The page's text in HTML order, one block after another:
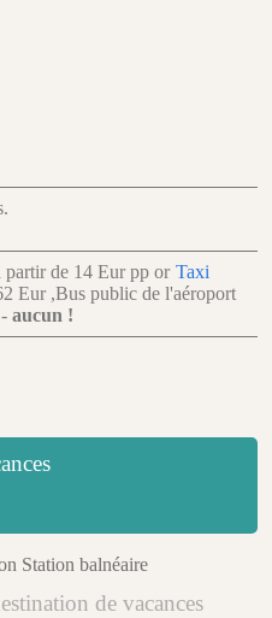
partir de 14 Eurpp or Taxi
Eur ,Bus public de l'aéroport
aucun !
Station balnéaire
de vacances